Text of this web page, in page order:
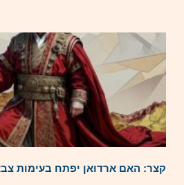
קצר: האם ארדואן יפתח בעימות